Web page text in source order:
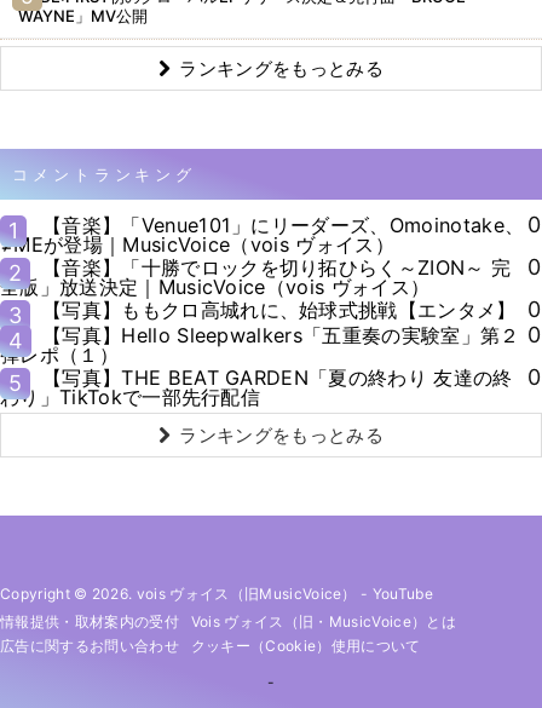
WAYNE」MV公開
ランキングをもっとみる
コメントランキング
1
【音楽】「Venue101」にリーダーズ、Omoinotake、
≠MEが登場｜MusicVoice（vois ヴォイス）
0
2
【音楽】「十勝でロックを切り拓ひらく～ZION～ 完
全版」放送決定｜MusicVoice（vois ヴォイス）
0
3
【写真】ももクロ高城れに、始球式挑戦【エンタメ】
0
4
【写真】Hello Sleepwalkers「五重奏の実験室」第２
弾レポ（１）
0
5
【写真】THE BEAT GARDEN「夏の終わり 友達の終
わり」TikTokで一部先行配信
0
ランキングをもっとみる
Copyright © 2026. vois ヴォイス（旧MusicVoice） - YouTube
情報提供・取材案内の受付
Vois ヴォイス（旧・MusicVoice）とは
広告に関するお問い合わせ
クッキー（cookie）使用について
-